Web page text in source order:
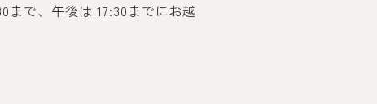
まで、午後は 17:30までにお越